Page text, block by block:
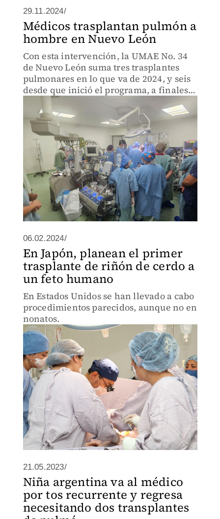
29.11.2024/
Médicos trasplantan pulmón a
hombre en Nuevo León
Con esta intervención, la UMAE No. 34
de Nuevo León suma tres trasplantes
pulmonares en lo que va de 2024, y seis
desde que inició el programa, a finales
de 2022.
06.02.2024/
En Japón, planean el primer
trasplante de riñón de cerdo a
un feto humano
En Estados Unidos se han llevado a cabo
procedimientos parecidos, aunque no en
nonatos.
21.05.2023/
Niña argentina va al médico
por tos recurrente y regresa
necesitando dos transplantes